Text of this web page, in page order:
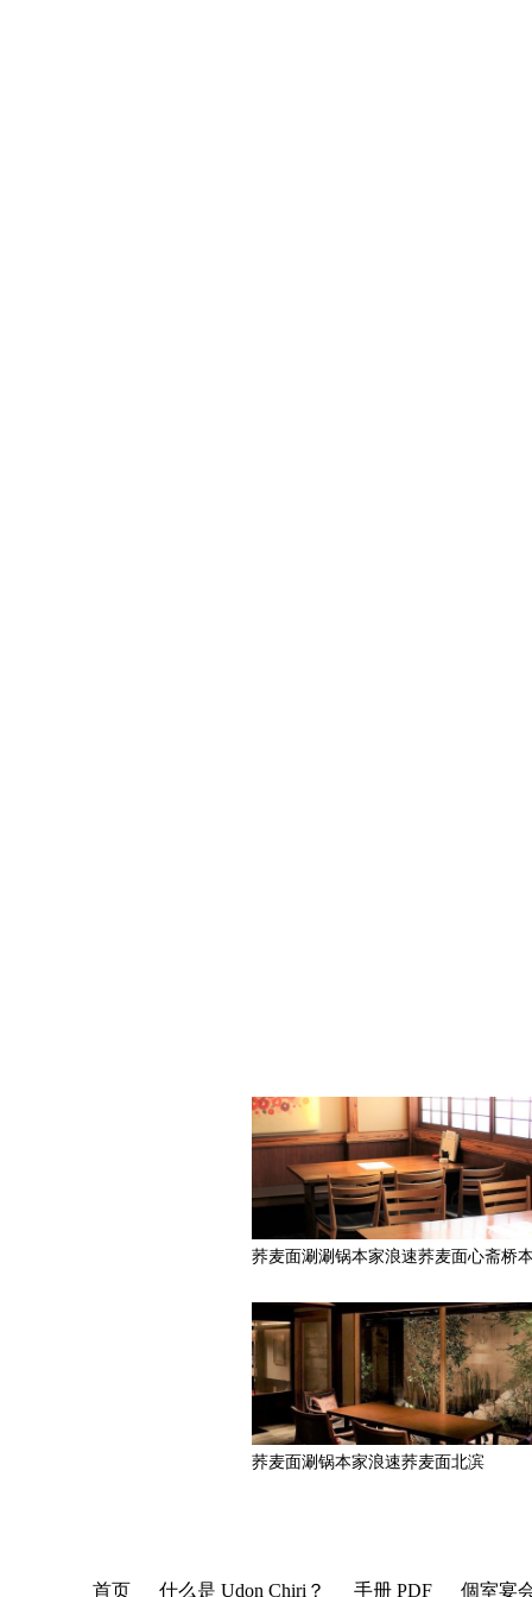
荞麦面涮涮锅本家浪速荞麦面心斋桥
荞麦面涮锅本家浪速荞麦面北滨
首页 什么是 Udon Chiri？ 手册 PDF 個室宴